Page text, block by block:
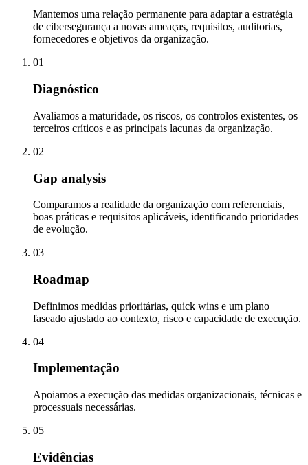
Mantemos uma relação permanente para adaptar a estratégia
de cibersegurança a novas ameaças, requisitos, auditorias,
fornecedores e objetivos da organização.
01
Diagnóstico
Avaliamos a maturidade, os riscos, os controlos existentes, os
terceiros críticos e as principais lacunas da organização.
02
Gap analysis
Comparamos a realidade da organização com referenciais,
boas práticas e requisitos aplicáveis, identificando prioridades
de evolução.
03
Roadmap
Definimos medidas prioritárias, quick wins e um plano
faseado ajustado ao contexto, risco e capacidade de execução.
04
Implementação
Apoiamos a execução das medidas organizacionais, técnicas e
processuais necessárias.
05
Evidências